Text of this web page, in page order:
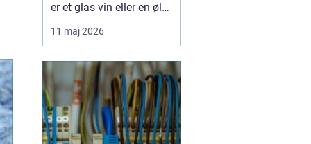
er et glas vin eller en øl
forbundet med hygge,
fællesskab og
nogle glider forbruget
stille og roligt over i
alkoholmisbru...
11 maj 2026